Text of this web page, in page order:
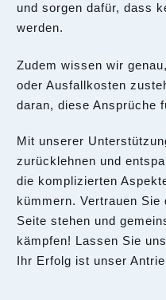
und sorgen dafür, dass
werden.
Zudem wissen wir
oder Ausfallkosten
daran, diese Ansprüche
Mit unserer
zurücklehnen und
die komplizierten
kümmern. Vertrauen
Seite stehen und
kämpfen! Lassen Sie
Ihr Erfolg ist unser